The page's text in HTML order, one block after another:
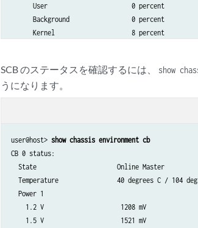
      User                       0 percent
      Background                 0 percent
      Kernel                     8 percent
    Model                          RE-S-1300
    Serial ID                      1000694968
Start time                     2007-07-10
0.11
Routing Engine status:
  Slot 1:
    Current state                  Backup
    Election priority              Backup (default)
Temperature                 46 degrees C / 114
CPU temperature             42 degrees C / 107
SCB のステータスを確認するには、 show
うになります。
user@host> show chassis environment cb
CB 0 status:
  State                      Online Master
Temperature                40 degrees C / 104
  Power 1
    1.2 V                     1208 mV
    1.5 V                     1521 mV